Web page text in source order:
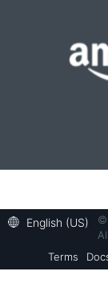
English (US)
©
Terms